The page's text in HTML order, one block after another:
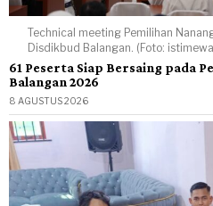
Technical meeting Pemilihan
Disdikbud Balangan. (Foto:
61 Peserta Siap Bersaing pada
Balangan 2026
8 AGUSTUS 2026